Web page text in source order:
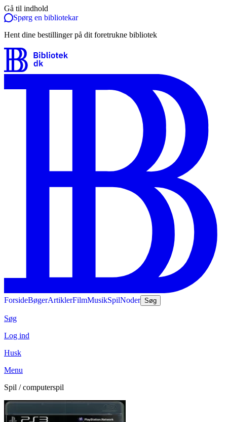
Gå til indhold
Spørg en bibliotekar
Hent dine bestillinger på dit foretrukne bibliotek
ForsideBøgerArtiklerFilmMusikSpilNoder Søg
Søg
Log ind
Husk
Menu
Spil / computerspil